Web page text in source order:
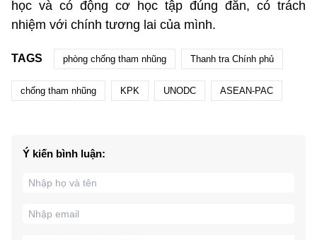
học và có động cơ học tập đúng đắn, có trách
nhiệm với chính tương lai của mình.
TAGS phòng chống tham nhũng Thanh tra Chính phủ
chống tham nhũng KPK UNODC ASEAN-PAC
Ý kiến bình luận: